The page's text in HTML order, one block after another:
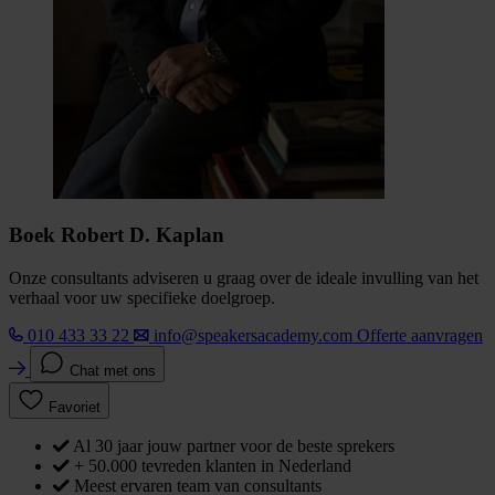
Boek Robert D. Kaplan
Onze consultants adviseren u graag over de ideale invulling van het
verhaal voor uw specifieke doelgroep.
010 433 33 22
info@speakersacademy.com Offerte aanvragen
Chat met ons
Favoriet
Al 30 jaar jouw partner voor de beste sprekers
+ 50.000 tevreden klanten in Nederland
Meest ervaren team van consultants